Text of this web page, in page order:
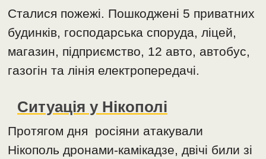
Сталися пожежі. Пошкоджені 5 приватних
будинків, господарська споруда, ліцей,
магазин, підприємство, 12 авто, автобус,
газогін та лінія електропередачі.
Ситуація у Нікополі
Протягом дня росіяни атакували
Нікополь дронами-камікадзе, двічі били зі